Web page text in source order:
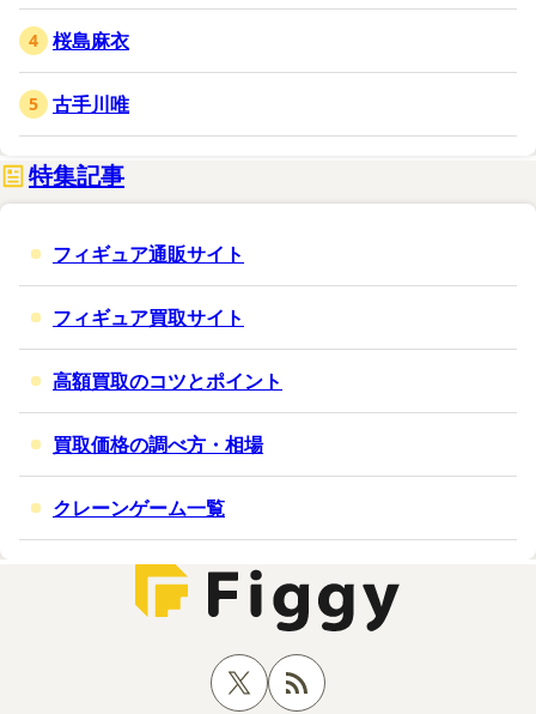
temp/home/4942330286845
カドカワストア内商品購入ページ（KADOKAWA
シャルセット）
エビテン内商品購入ページ（KADOKAWAスペシ
ャルセット）
桜島麻衣
古手川唯
特集記事
フィギュア通販サイト
フィギュア買取サイト
高額買取のコツとポイント
買取価格の調べ方・相場
クレーンゲーム一覧